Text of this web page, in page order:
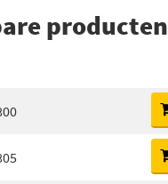
producten